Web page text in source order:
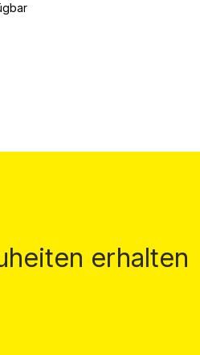
erhalten